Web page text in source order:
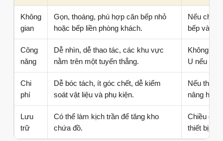
Không
gian
Gọn, thoáng, phù hợp căn bếp nhỏ
hoặc bếp liền phòng khách.
Nếu
bếp và tủ
Công
năng
Dễ nhìn, dễ thao tác, các khu vực
nằm trên một tuyến thẳng.
Không tối
U nếu bếp
Chi
phí
Dễ bóc tách, ít góc chết, dễ kiểm
soát vật liệu và phụ kiện.
Nếu thêm
nâng hạ
Lưu
trữ
Có thể làm kịch trần để tăng kho
chứa đồ.
Chiều dài
thiết bị và